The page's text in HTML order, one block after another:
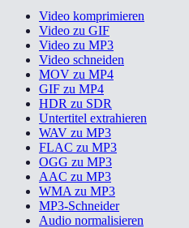
Video komprimieren
Video zu GIF
Video zu MP3
Video schneiden
MOV zu MP4
GIF zu MP4
HDR zu SDR
Untertitel extrahieren
WAV zu MP3
FLAC zu MP3
OGG zu MP3
AAC zu MP3
WMA zu MP3
MP3-Schneider
Audio normalisieren